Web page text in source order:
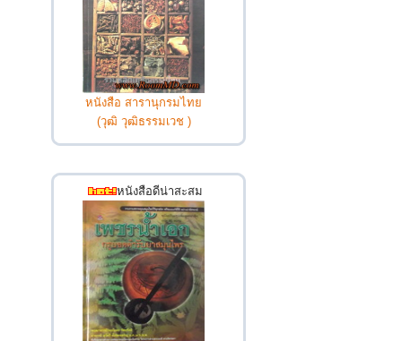
หนังสือ สารานุกรมไทย
(วุฒิ วุฒิธรรมเวช )
หนังสือดีน่าสะสม